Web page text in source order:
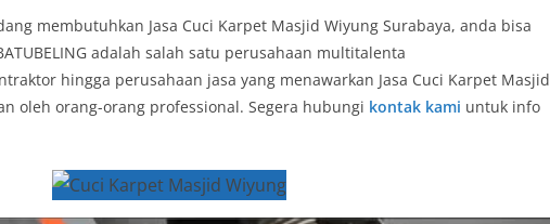
membutuhkan Jasa Cuci Karpet Masjid Wiyung Surabaya, anda bisa
adalah salah satu perusahaan multitalenta
hingga perusahaan jasa yang menawarkan Jasa Cuci Karpet Masjid
oleh orang-orang professional. Segera hubungi kontak kami untuk info